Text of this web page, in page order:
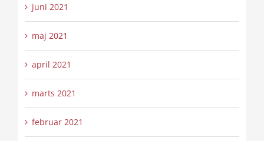
juni 2021
maj 2021
april 2021
marts 2021
februar 2021